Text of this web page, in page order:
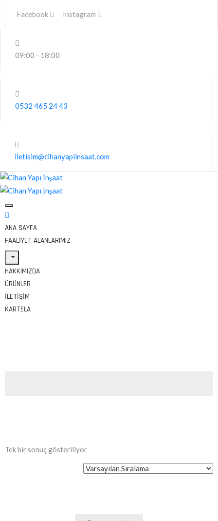
Facebook Instagram
09:00 - 18:00
0532 465 24 43
iletisim@cihanyapiinsaat.com
ANA SAYFA
FAALIYET ALANLARIMIZ
HAKKIMIZDA
ÜRÜNLER
İLETIŞIM
KARTELA
Tek bir sonuç gösteriliyor